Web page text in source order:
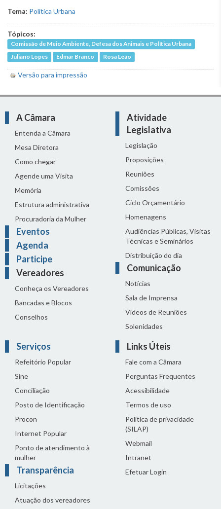
Tema: Política Urbana
Tópicos:
Comissão de Meio Ambiente, Defesa dos Animais e Política Urbana
Juliano Lopes
Edmar Branco Rosa Leão
Versão para impressão
A Câmara
Entenda a Câmara
Mesa Diretora
Como chegar
Agende uma Visita
Memória
Estrutura administrativa
Procuradoria da Mulher
Eventos
Agenda
Participe
Vereadores
Conheça os Vereadores
Bancadas e Blocos
Conselhos
Atividade
Legislativa
Legislação
Proposições
Reuniões
Comissões
Ciclo Orçamentário
Homenagens
Audiências Públicas, Visitas
Técnicas e Seminários
Distribuição do dia
Comunicação
Notícias
Sala de Imprensa
Vídeos de Reuniões
Solenidades
Serviços
Refeitório Popular
Sine
Conciliação
Posto de Identificação
Procon
Internet Popular
Ponto de atendimento à
mulher
Transparência
Licitações
Atuação dos vereadores
Links Úteis
Fale com a Câmara
Perguntas Frequentes
Acessibilidade
Termos de uso
Política de privacidade
(SILAP)
Webmail
Intranet
Efetuar Login